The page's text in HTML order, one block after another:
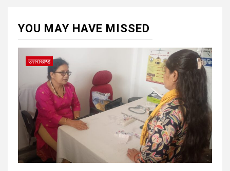
YOU MAY HAVE MISSED
उत्तराखण्ड